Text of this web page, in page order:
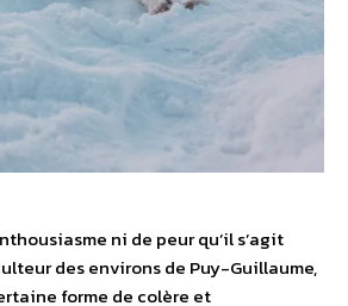
ni de peur qu’il s’agit
des environs de Puy-Guillaume,
forme de colère et